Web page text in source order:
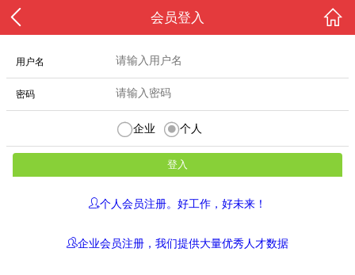
会员登入
用户名
密码
企业 个人
个人会员注册。好工作，好未来！
企业会员注册，我们提供大量优秀人才数据